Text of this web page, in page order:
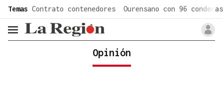
Temas Contrato contenedores Ourensano con 96 condenas
header.menu.open
Opinión